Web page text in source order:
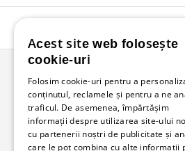
Bunzl Romania
Soluții complete pentru
Acest site web folosește
cookie-uri
Folosim cookie-uri pentru a
conținutul, reclamele și pentru a ne
traficul. De asemenea, împărtășim
informații despre utilizarea site-ului
cu partenerii noștri de publicitate și
care le pot combina cu alte informații